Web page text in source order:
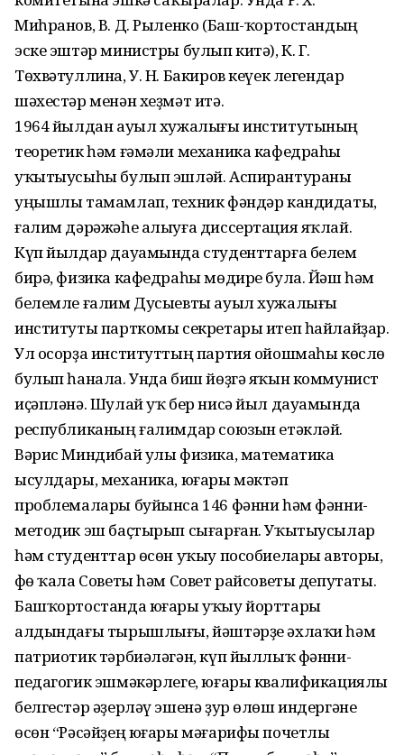
Миһранов, В. Д. Рыленко (Баш-ҡортостандың
эске эштәр министры булып китә), К. Г.
Төхвәтуллина, У. Н. Бакиров кеүек легендар
шәхестәр менән хеҙмәт итә.
1964 йылдан ауыл хужалығы институтының
теоретик һәм ғәмәли механика кафедраһы
уҡытыусыһы булып эшләй. Аспирантураны
уңышлы тамамлап, техник фәндәр кандидаты,
ғалим дәрәжәһе алыуға диссертация яҡлай.
Күп йылдар дауамында студенттарға белем
бирә, физика кафедраһы мөдире була. Йәш һәм
белемле ғалим Дусыевты ауыл хужалығы
институты парткомы секретары итеп һайлайҙар.
Ул осорҙа институттың партия ойошмаһы көслө
булып һанала. Унда биш йөҙгә яҡын коммунист
иҫәпләнә. Шулай уҡ бер нисә йыл дауамында
республиканың ғалимдар союзын етәкләй.
Вәрис Миндибай улы физика, математика
ысулдары, механика, юғары мәктәп
проблемалары буйынса 146 фәнни һәм фәнни-
методик эш баҫтырып сығарған. Уҡытыусылар
һәм студенттар өсөн уҡыу пособиелары авторы,
Өфө ҡала Советы һәм Совет райсоветы депутаты.
Башҡортостанда юғары уҡыу йорттары
алдындағы тырышлығы, йәштәрҙе әхлаҡи һәм
патриотик тәрбиәләгән, күп йыллыҡ фәнни-
педагогик эшмәкәрлеге, юғары квалификациялы
белгестәр әҙерләү эшенә ҙур өлөш индергәне
өсөн “Рәсәйҙең юғары мәғарифы почетлы